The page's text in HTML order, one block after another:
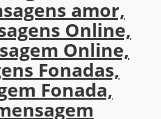
amor,
Online,
Online,
Fonadas,
Fonada,